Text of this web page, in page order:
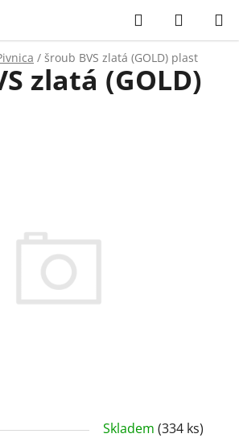
Hľadať
KOŠÍK
/ šroub BVS zlatá (GOLD) plast
Skladem (334 ks)
zlatá (GOLD)